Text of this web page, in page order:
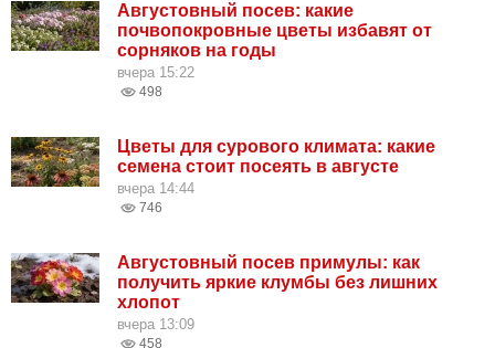
Августовный посев: какие
почвопокровные цветы избавят от
сорняков на годы
вчера 15:22
498
Цветы для сурового климата: какие
семена стоит посеять в августе
вчера 14:44
746
Августовный посев примулы: как
получить яркие клумбы без лишних
хлопот
вчера 13:09
458